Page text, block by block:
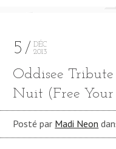
5
DÉC
2013
Oddisee
Nuit (Free
Posté par Madi Neon